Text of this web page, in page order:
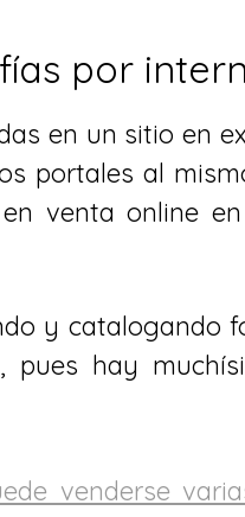
por
en un sitio en
portales al
venta online en
y catalogando
, pues hay
venderse